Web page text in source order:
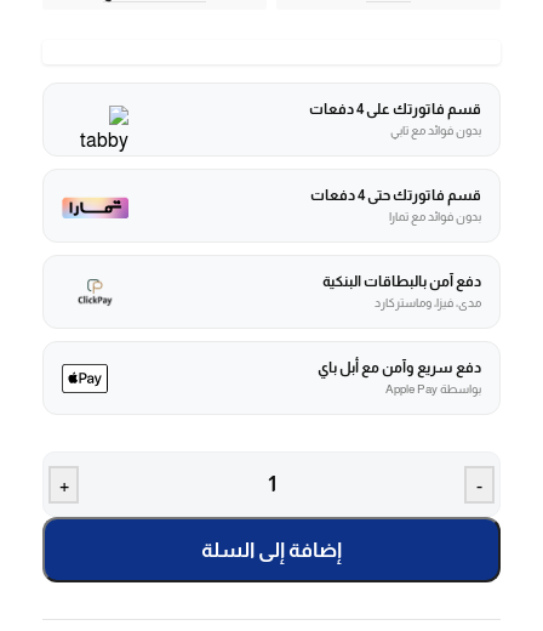
قسم فاتورتك على 4 دفعات
بدون فوائد مع تابي
قسم فاتورتك حتى 4 دفعات
بدون فوائد مع تمارا
دفع آمن بالبطاقات البنكية
مدى، فيزا، وماستركارد
دفع سريع وآمن مع أبل باي
بواسطة Apple Pay
-
+
إضافة إلى السلة